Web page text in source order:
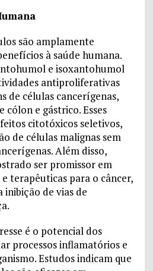
são amplamente
à saúde humana.
e isoxantohumol
antiproliferativas
de células cancerígenas,
cólon e gástrico. Esses
citotóxicos seletivos,
de células malignas sem
Além disso,
ser promissor em
terapêuticas para o câncer,
de vias de
é o potencial dos
processos inflamatórios e
Estudos indicam que